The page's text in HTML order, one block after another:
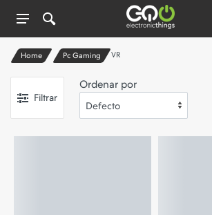
Home Pc Gaming VR
Filtrar
Ordenar por